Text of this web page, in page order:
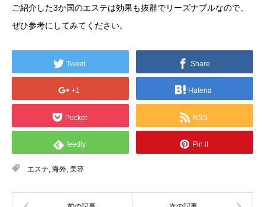
ご紹介した3か国のエステは効果も抜群でリーズナブルなので、
ぜひ参考にしてみてください。
Tweet Share
+1 Hatena
Pocket RSS
feedly Pin it
エステ, 海外, 美容